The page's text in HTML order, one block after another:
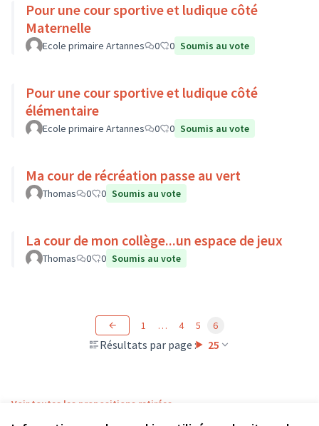
Pour une cour sportive et ludique côté
Maternelle
Ecole primaire Artannes 0 0 Soumis au vote
Pour une cour sportive et ludique côté
élémentaire
Ecole primaire Artannes 0 0 Soumis au vote
Ma cour de récréation passe au vert
Thomas 0 0 Soumis au vote
La cour de mon collège...un espace de jeux
Thomas 0 0 Soumis au vote
Résultats par page : 25
1 … 4 5 6
Voir toutes les propositions retirées